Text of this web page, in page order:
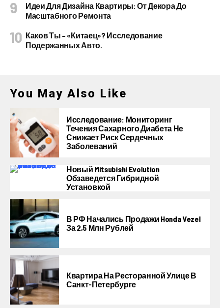
Идеи Для Дизайна Квартиры: От Декора До
Масштабного Ремонта
Каков Ты – «китаец»? Исследование
Подержанных Авто.
You May Also Like
Исследование: Мониторинг
Течения Сахарного Диабета Не
Снижает Риск Сердечных
Заболеваний
Новый Mitsubishi Evolution
Обзаведется Гибридной
Установкой
В РФ Начались Продажи Honda Vezel
За 2,5 Млн Рублей
Квартира На Ресторанной Улице В
Санкт-Петербурге